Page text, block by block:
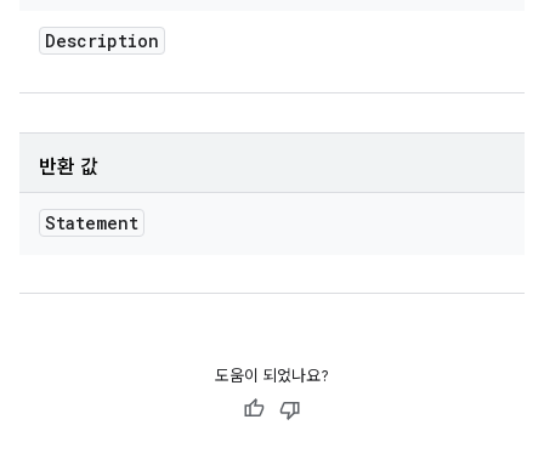
Description
반환 값
Statement
도움이 되었나요?